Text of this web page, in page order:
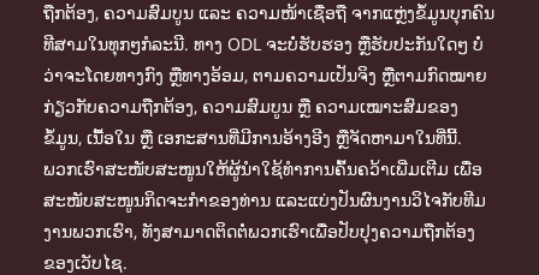
ຖືກຕ້ອງ, ຄວາມສົມບູນ ແລະ ຄວາມໜ້າເຊື່ອຖື ຈາກແຫຼ່ງຂໍ້ມູນບຸກຄົນ
ທີສາມໃນທຸກໆກໍລະນີ. ທາງ ODL ຈະບໍ່ຮັບຮອງ ຫຼືຮັບປະກັນໃດໆ ບໍ່
ວ່າຈະໂດຍທາງກົງ ຫຼືທາງອ້ອມ, ຕາມຄວາມເປັນຈິງ ຫຼືຕາມກົດໝາຍ
ກ່ຽວກັບຄວາມຖືກຕ້ອງ, ຄວາມສົມບູນ ຫຼື ຄວາມເໝາະສົມຂອງ
ຂໍ້ມູນ, ເນື້ອໃນ ຫຼື ເອກະສານທີ່ມີການອ້າງອີງ ຫຼືຈັດຫາມາໃນທີ່ນີ້.
ພວກເຮົາສະໜັບສະໜູນໃຫ້ຜູ້ນຳໃຊ້ທຳການຄົ້ນຄວ້າເພີ່ມເຕີມ ເພື່ອ
ສະໜັບສະໜູນກິດຈະກຳຂອງທ່ານ ແລະແບ່ງປັນຜົນງານວິໄຈກັບທີມ
ງານພວກເຮົາ, ທັງສາມາດຕິດຕໍ່ພວກເຮົາເພື່ອປັບປຸງຄວາມຖືກຕ້ອງ
ຂອງເວັບໄຊ.